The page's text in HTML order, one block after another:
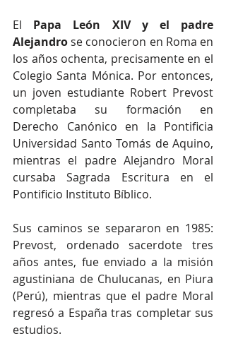
El Papa León XIV y el padre
Alejandro se conocieron en Roma en
los años ochenta, precisamente en el
Colegio Santa Mónica. Por entonces,
un joven estudiante Robert Prevost
completaba su formación en
Derecho Canónico en la Pontificia
Universidad Santo Tomás de Aquino,
mientras el padre Alejandro Moral
cursaba Sagrada Escritura en el
Pontificio Instituto Bíblico.
Sus caminos se separaron en 1985:
Prevost, ordenado sacerdote tres
años antes, fue enviado a la misión
agustiniana de Chulucanas, en Piura
(Perú), mientras que el padre Moral
regresó a España tras completar sus
estudios.